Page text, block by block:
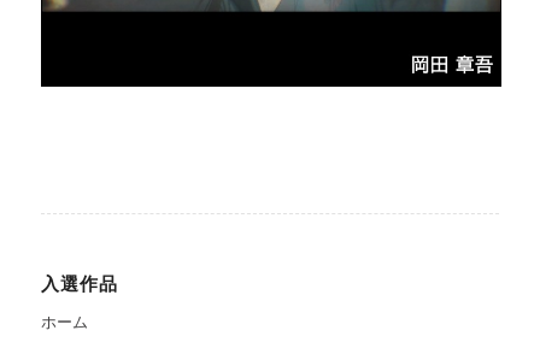
入選作品
ホーム